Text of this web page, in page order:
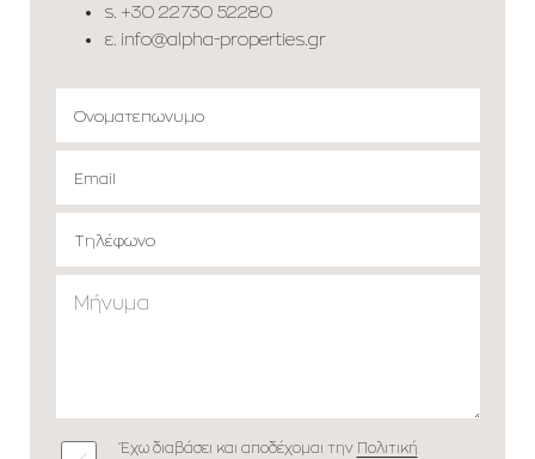
s. +30 22730 52280
ε. info@alpha-properties.gr
Έχω διαβάσει και αποδέχομαι την Πολιτική